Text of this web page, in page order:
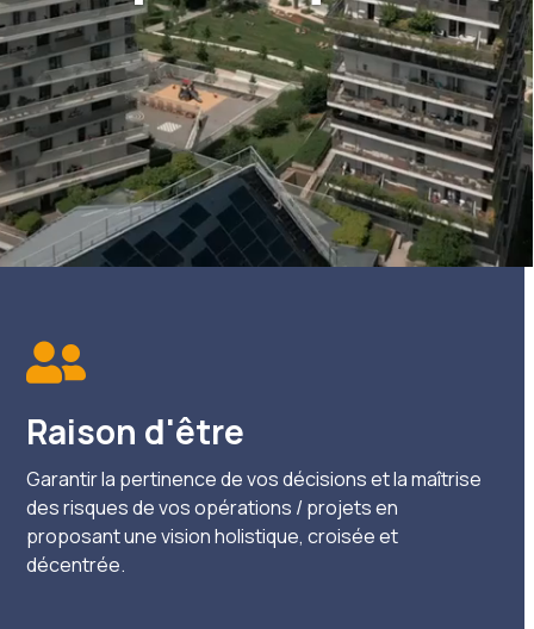
Raison d'être
Garantir la pertinence de vos décisions et la maîtrise
des risques de vos opérations / projets en
proposant une vision holistique, croisée et
décentrée.